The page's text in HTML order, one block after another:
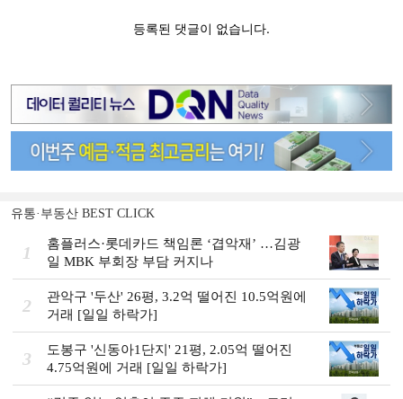
유통·부동산 BEST CLICK
1
홈플러스·롯데카드 책임론 ‘겹악재’ …김광
일 MBK 부회장 부담 커지나
2
관악구 '두산' 26평, 3.2억 떨어진 10.5억원에
거래 [일일 하락가]
3
도봉구 '신동아1단지' 21평, 2.05억 떨어진
4.75억원에 거래 [일일 하락가]